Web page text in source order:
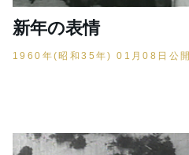
新年の表情
1960年(昭和35年) 01月08日公開